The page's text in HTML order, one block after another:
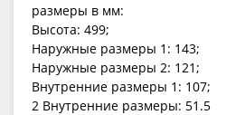
размеры в мм:
Высота: 499;
Наружные размеры 1: 143;
Наружные размеры 2: 121;
Внутренние размеры 1: 107;
2 Внутренние размеры: 51.5